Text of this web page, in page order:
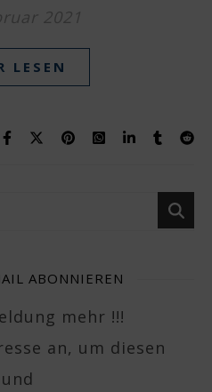
2021
LESEN
ABONNIEREN
mehr !!!
an, um diesen